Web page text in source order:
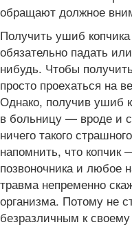
обращают должное
Получить ушиб
обязательно падать
нибудь. Чтобы
просто проехаться на
Однако, получив ушиб
в больницу — вроде и
ничего такого
напомнить, что копчик
позвоночника и любое
травма непременно
организма. Потому не
безразличным к